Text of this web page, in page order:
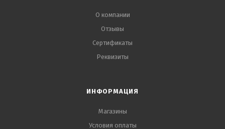
О компании
Отзывы
Сертификаты
Реквизиты
ИНФОРМАЦИЯ
Магазины
Условия оплаты